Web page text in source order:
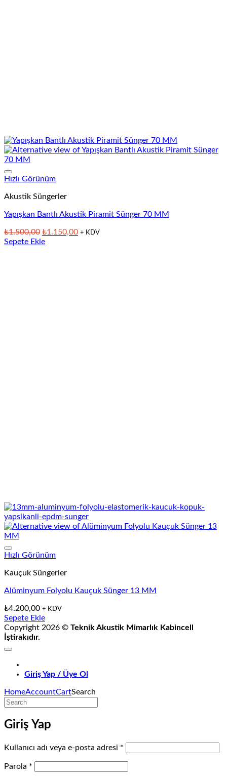
Hızlı Görünüm
Akustik Süngerler
Yapışkan Bantlı Akustik Piramit Sünger 70 MM
₺1.500,00 Orijinal
fiyat:
₺1.150,00Şu
+ KDV
Sepete Ekle
Hızlı Görünüm
Kauçuk Süngerler
Alüminyum Folyolu Kauçuk Sünger 13 MM
₺4.200,00 + KDV
Sepete Ekle
Copyright 2026 © Teknik Akustik Mimarlık Kabincell
İştirakıdır.
Giriş Yap / Üye Ol
HomeAccountCartSearch
Giriş Yap
Kullanıcı adı veya e-posta adresi *
Parola *